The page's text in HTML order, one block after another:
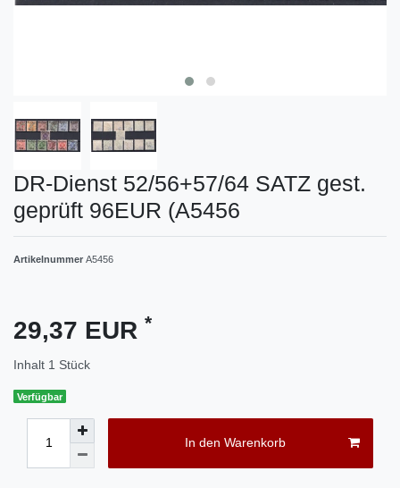
DR-Dienst 52/56+57/64 SATZ gest.
geprüft 96EUR (A5456
Artikelnummer A5456
29,37 EUR *
Inhalt 1 Stück
Verfügbar
In den Warenkorb